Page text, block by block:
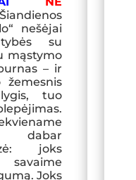
nešėjai
su
mąstymo
– ir
tuo
dabar
joks
Joks